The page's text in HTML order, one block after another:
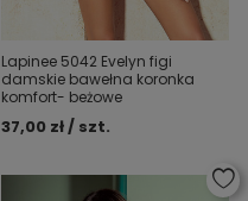
Lapinee 5042 Evelyn figi
damskie bawełna koronka
komfort- beżowe
37,00 zł / szt.